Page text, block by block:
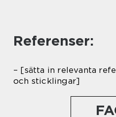
Referenser:
– [sätta in relevanta
och sticklingar]